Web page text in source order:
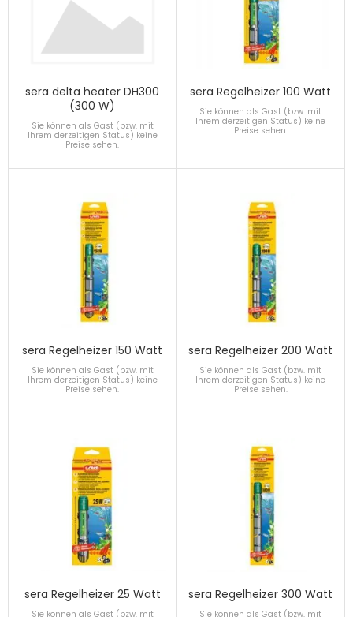
sera delta heater DH300
(300 W)
Sie können als Gast (bzw. mit
Ihrem derzeitigen Status) keine
Preise sehen.
sera Regelheizer 100 Watt
Sie können als Gast (bzw. mit
Ihrem derzeitigen Status) keine
Preise sehen.
sera Regelheizer 150 Watt
Sie können als Gast (bzw. mit
Ihrem derzeitigen Status) keine
Preise sehen.
sera Regelheizer 200 Watt
Sie können als Gast (bzw. mit
Ihrem derzeitigen Status) keine
Preise sehen.
sera Regelheizer 25 Watt
Sie können als Gast (bzw. mit
sera Regelheizer 300 Watt
Sie können als Gast (bzw. mit